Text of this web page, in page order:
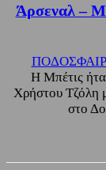
Άρσεναλ –
Η Μπέτις
Χρήστου Τζόλη
στο